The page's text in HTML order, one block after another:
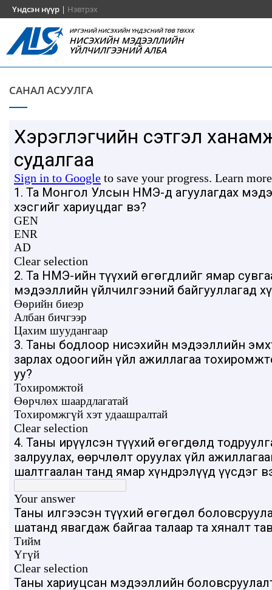
Үндсэн нүүр | Нэвтрэх
ИРГЭНИЙ НИСЭХИЙН ҮНДЭСНИЙ ТӨВ ТӨХХК
НИСЭХИЙН МЭДЭЭЛЛИЙН
ҮЙЛЧИЛГЭЭНИЙ АЛБА
САНАЛ АСУУЛГА